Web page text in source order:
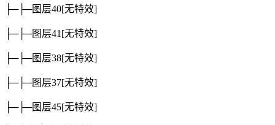
├─├─图层40[无特效]
├─├─图层41 [无特效]
├─├─图层38[无特效]
├─├─图层37[无特效]
├─├─图层45[无特效]